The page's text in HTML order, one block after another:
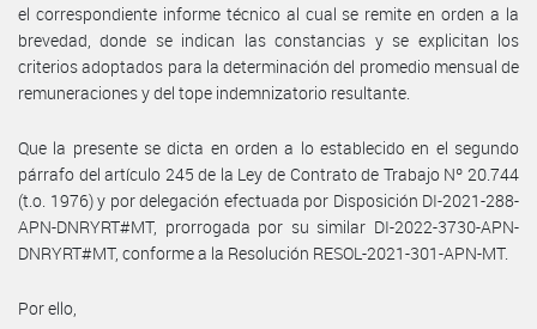
el correspondiente informe técnico al cual se remite en orden a la
brevedad, donde se indican las constancias y se explicitan los
criterios adoptados para la determinación del promedio mensual de
remuneraciones y del tope indemnizatorio resultante.
Que la presente se dicta en orden a lo establecido en el segundo
párrafo del artículo 245 de la Ley de Contrato de Trabajo Nº 20.744
(t.o. 1976) y por delegación efectuada por Disposición DI-2021-288-
APN-DNRYRT#MT, prorrogada por su similar DI-2022-3730-APN-
DNRYRT#MT, conforme a la Resolución RESOL-2021-301-APN-MT.
Por ello,